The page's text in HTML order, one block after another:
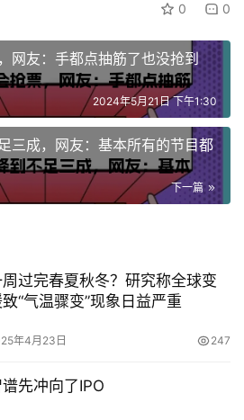
0 0
网友：手都点抽筋了也没抢到
2024年5月21日 下午1:30
三成，网友：基本所有的节目都
下一篇
过完春夏秋冬？研究称全球变
“气温骤变”现象日益严重
年4月23日 247
先冲向了IPO